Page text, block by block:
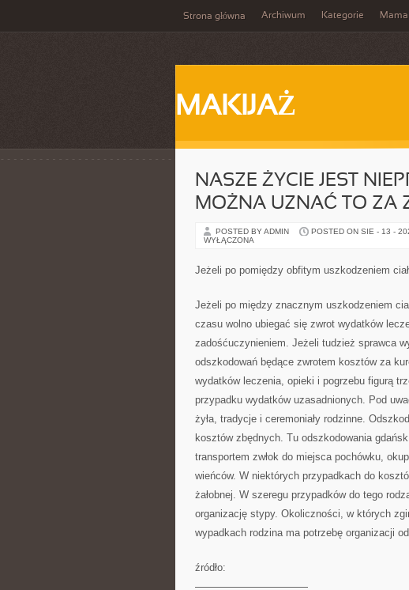
Strona główna Archiwum Kategorie Mama
MAKIJAŻ
NASZE ŻYCIE JEST
MOŻNA UZNAĆ TO ZA
POSTED BY ADMIN POSTED ON SIE - 13 -
WYŁĄCZONA
Jeżeli po pomiędzy obfitym uszkodzeniem
Jeżeli po między znacznym uszkodzeniem
czasu wolno ubiegać się zwrot wydatków
zadośćuczynieniem. Jeżeli tudzież sprawca
odszkodowań będące zwrotem kosztów za
wydatków leczenia, opieki i pogrzebu figurą
przypadku wydatków uzasadnionych. Pod
żyła, tradycje i ceremoniały rodzinne.
kosztów zbędnych. Tu odszkodowania
transportem zwłok do miejsca pochówku,
wieńców. W niektórych przypadkach do
żałobnej. W szeregu przypadków do tego
organizację stypy. Okoliczności, w których
wypadkach rodzina ma potrzebę organizacji
źródło:
———————————